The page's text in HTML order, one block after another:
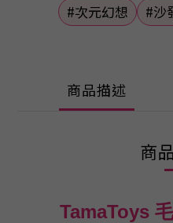
#次元幻想 #沙
商品描述
商
TamaToys